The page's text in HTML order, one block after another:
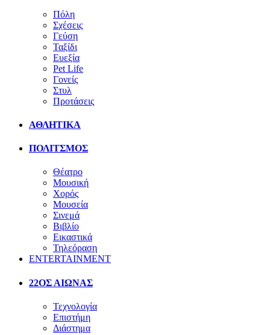
Πόλη
Σχέσεις
Γεύση
Ταξίδι
Ευεξία
Pet Life
Γονείς
Στυλ
Προτάσεις
ΑΘΛΗΤΙΚΑ
ΠΟΛΙΤΣΜΟΣ
Θέατρο
Μουσική
Χορός
Μουσεία
Σινεμά
Βιβλίο
Εικαστικά
Τηλεόραση
ENTERTAINMENT
22ΟΣ ΑΙΩΝΑΣ
Τεχνολογία
Επιστήμη
Διάστημα